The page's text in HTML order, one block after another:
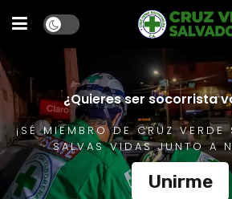
¿Quieres ser socorrista
¡SÉ MIEMBRO DE CRUZ VERDE
SALVAS VIDAS JUNTO A
Unirme